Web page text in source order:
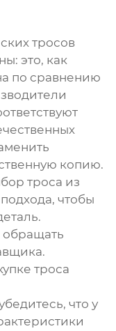
тросов
это, как
по сравнению
копию.
троса из
чтобы
обращать
троса
что у